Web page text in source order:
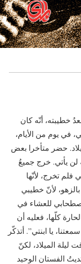
خطيبته، أنّه كان
في يوم من الأيام،
حضر متأخرا بعض
لن يأتي. خرج جميعُ
فلم تخرج، لأنّها
لأنّ خطيبي
للعشاء في
كلّها، فعليه أن
يا ابنتي”. أتذكّر
الميلاد، لكنّ
الفستان الوحيد